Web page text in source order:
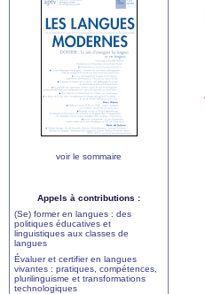
voir le sommaire
Appels à contributions :
(Se) former en langues : des
politiques éducatives et
linguistiques aux classes de
langues
Évaluer et certifier en langues
vivantes : pratiques, compétences,
plurilinguisme et transformations
technologiques